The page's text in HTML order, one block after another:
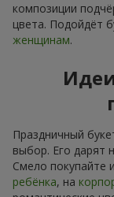
композиции
цвета. Подойдёт
женщинам.
Праздничный
выбор. Его дарят
Смело покупайте
ребёнка, на